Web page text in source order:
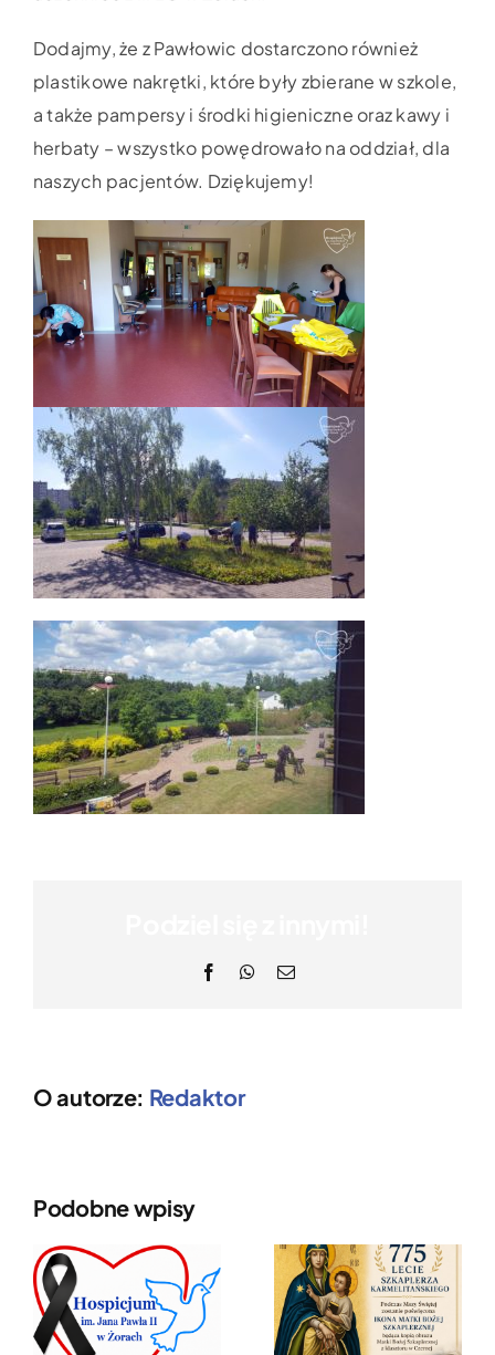
Dodajmy, że z Pawłowic dostarczono również
plastikowe nakrętki, które były zbierane w szkole,
a także pampersy i środki higieniczne oraz kawy i
herbaty – wszystko powędrowało na oddział, dla
naszych pacjentów. Dziękujemy!
FacebookWhatsApp
Email
O autorze: Redaktor
Podobne wpisy